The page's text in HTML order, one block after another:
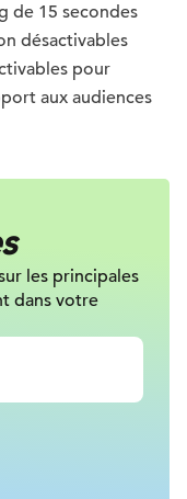
de 15 secondes
désactivables
pour
aux audiences
les principales
dans votre